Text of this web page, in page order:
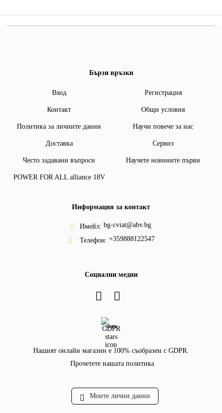
Бързи връзки
Вход Регистрация
Контакт Общи условия
Политика за личните данни Научи повече за нас
Доставка Сервиз
Често задавани въпроси Научете новините първи
POWER FOR ALL alliance 18V
Информация за контакт
Имейл: bg-cviat@abv.bg
Телефон: +359888122547
Социални медии
GDPR
Нашият онлайн магазин е 100% съобразен с GDPR.
Прочетете нашата политика
Моите лични данни